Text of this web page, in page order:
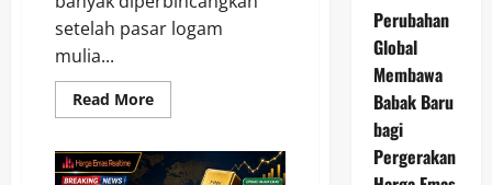
setelah pasar logam
mulia...
Read MoreRead
more
Harga
Emas
Perubahan
Global
Membawa
Babak Baru
bagi
Pergerakan